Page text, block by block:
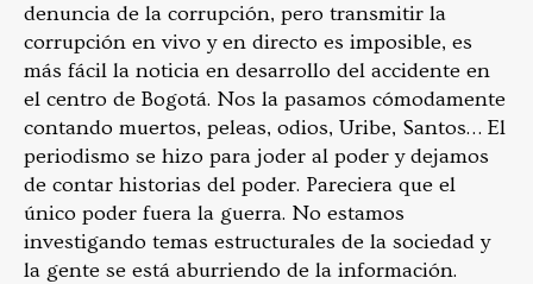
denuncia de la corrupción, pero transmitir la
corrupción en vivo y en directo es imposible, es
más fácil la noticia en desarrollo del accidente en
el centro de Bogotá. Nos la pasamos cómodamente
contando muertos, peleas, odios, Uribe, Santos… El
periodismo se hizo para joder al poder y dejamos
de contar historias del poder. Pareciera que el
único poder fuera la guerra. No estamos
investigando temas estructurales de la sociedad y
la gente se está aburriendo de la información.